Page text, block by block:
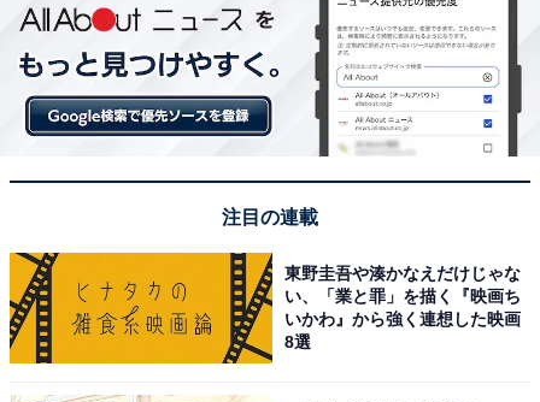
恋人になりたい有名人は「平野紫耀」がトップ
恋人になりたい有名人の1位は、King & Princeの平野紫
耀さんでした。「見た目だけじゃなく、本当に真っ直ぐ
で性格が良い」「可愛さもあり男らしさもある」などが
注目の連載
東野圭吾や湊かなえだけじゃな
い、「業と罪」を描く『映画ち
いかわ』から強く連想した映画
8選